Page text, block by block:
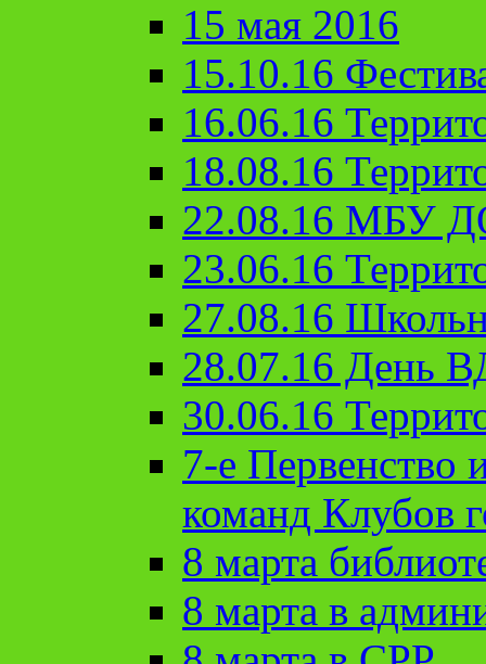
15 мая 2016
15.10.16
16.06.16
18.08.16
22.08.16 МБУ
23.06.16
27.08.16
28.07.16 День
30.06.16
7-е Первенство
команд Клубов
8 марта
8 марта в